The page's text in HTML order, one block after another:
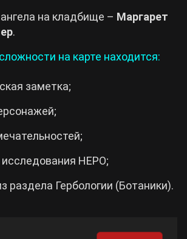
на кладбище – Маргарет
.
на карте находится:
заметка;
НЕРО;
раздела Гербологии (Ботаники).